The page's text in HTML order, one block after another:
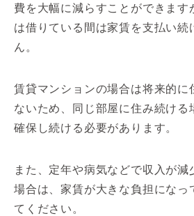
費を大幅に減らすことができます
は借りている間は家賃を支払い続
ん。
賃貸マンションの場合は将来的に
ないため、同じ部屋に住み続ける
確保し続ける必要があります。
また、定年や病気などで収入が減
場合は、家賃が大きな負担になっ
てください。